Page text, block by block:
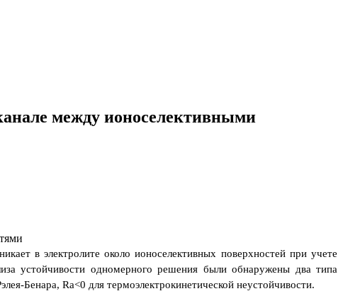
между ионоселективными
в электролите около ионоселективных поверхностей при учете
устойчивости одномерного решения были обнаружены два типа
Бенара, Ra<0 для термоэлектрокинетической неустойчивости.